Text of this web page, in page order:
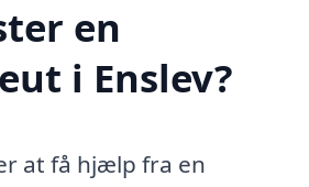
en
i Enslev?
at få hjælp fra en